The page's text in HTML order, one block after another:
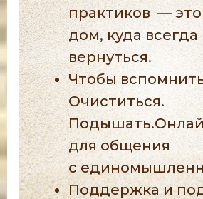
практиков— это
дом, куда
вернуться.
Чтобы
Очиститься.
для общения
с
Поддержка и